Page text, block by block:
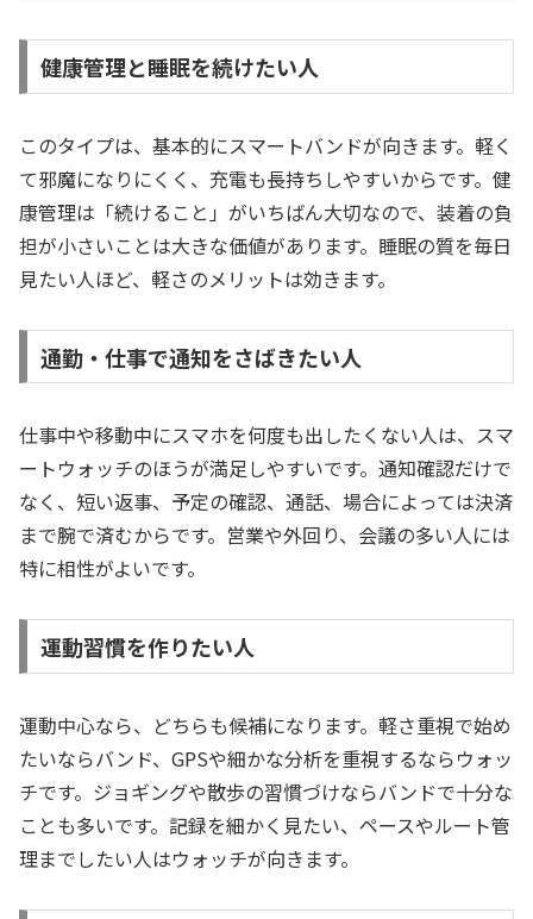
健康管理と睡眠を続けたい人
このタイプは、基本的にスマートバンドが向きます。軽く
て邪魔になりにくく、充電も長持ちしやすいからです。健
康管理は「続けること」がいちばん大切なので、装着の負
担が小さいことは大きな価値があります。睡眠の質を毎日
見たい人ほど、軽さのメリットは効きます。
通勤・仕事で通知をさばきたい人
仕事中や移動中にスマホを何度も出したくない人は、スマ
ートウォッチのほうが満足しやすいです。通知確認だけで
なく、短い返事、予定の確認、通話、場合によっては決済
まで腕で済むからです。営業や外回り、会議の多い人には
特に相性がよいです。
運動習慣を作りたい人
運動中心なら、どちらも候補になります。軽さ重視で始め
たいならバンド、GPSや細かな分析を重視するならウォッ
チです。ジョギングや散歩の習慣づけならバンドで十分な
ことも多いです。記録を細かく見たい、ペースやルート管
理までしたい人はウォッチが向きます。